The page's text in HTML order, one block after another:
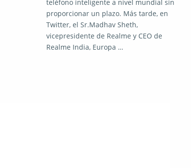
teléfono inteligente a nivel mundial sin
proporcionar un plazo. Más tarde, en
Twitter, el Sr.Madhav Sheth,
vicepresidente de Realme y CEO de
Realme India, Europa …